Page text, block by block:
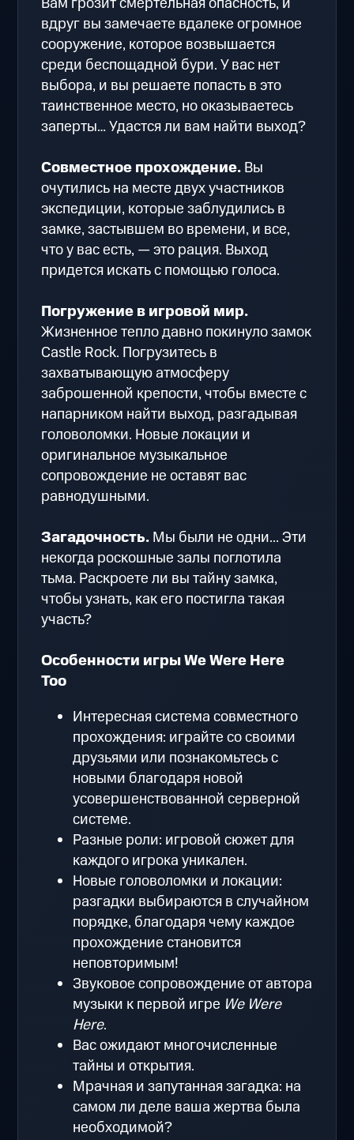
вдруг вы замечаете вдалеке огромное
сооружение, которое возвышается
среди беспощадной бури. У вас нет
выбора, и вы решаете попасть в это
таинственное место, но оказываетесь
заперты… Удастся ли вам найти выход?
Совместное прохождение.Вы
очутились на месте двух участников
экспедиции, которые заблудились в
замке, застывшем во времени, и все,
что у вас есть, — это рация. Выход
придется искать с помощью голоса.
Погружение в игровой мир.
Жизненное тепло давно покинуло замок
Castle Rock. Погрузитесь в
захватывающую атмосферу
заброшенной крепости, чтобы вместе с
напарником найти выход, разгадывая
головоломки. Новые локации и
оригинальное музыкальное
сопровождение не оставят вас
равнодушными.
Загадочность.Мы были не одни... Эти
некогда роскошные залы поглотила
тьма. Раскроете ли вы тайну замка,
чтобы узнать, как его постигла такая
участь?
Особенности игры We Were Here
Too
Интересная система совместного
прохождения: играйте со своими
друзьями или познакомьтесь с
новыми благодаря новой
усовершенствованной серверной
системе.
Разные роли: игровой сюжет для
каждого игрока уникален.
Новые головоломки и локации:
разгадки выбираются в случайном
порядке, благодаря чему каждое
прохождение становится
неповторимым!
Звуковое сопровождение от автора
музыки к первой игре We Were
Here.
Вас ожидают многочисленные
тайны и открытия.
Мрачная и запутанная загадка: на
самом ли деле ваша жертва была
необходимой?